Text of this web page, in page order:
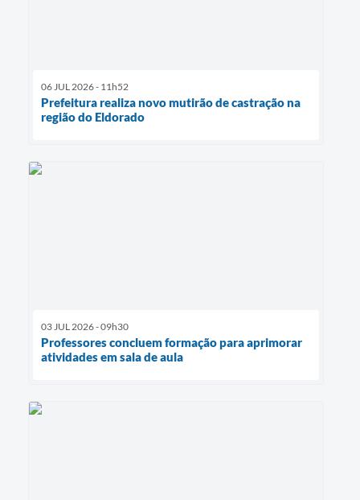
06 JUL 2026 - 11h52
Prefeitura realiza novo mutirão de castração na
região do Eldorado
03 JUL 2026 - 09h30
Professores concluem formação para aprimorar
atividades em sala de aula